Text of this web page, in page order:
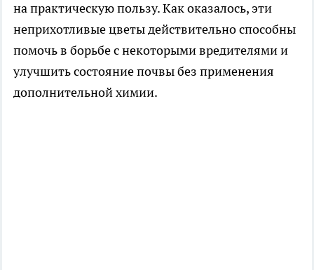
на практическую пользу. Как оказалось, эти
неприхотливые цветы действительно способны
помочь в борьбе с некоторыми вредителями и
улучшить состояние почвы без применения
дополнительной химии.